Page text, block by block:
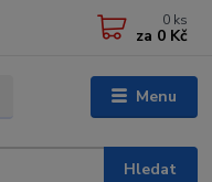
Menu
Hledat
0 ks
za 0 Kč